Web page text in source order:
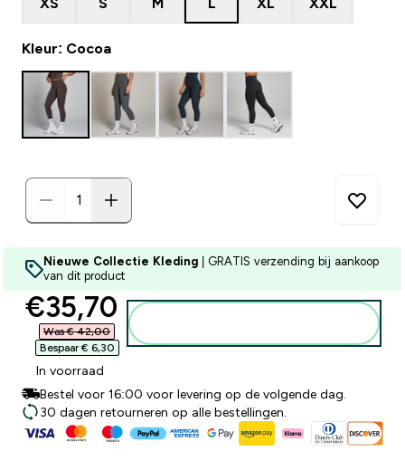
XS S M L XL XXL
Kleur: Cocoa
Nieuwe Collectie Kleding | GRATIS verzending bij aankoop
van dit product
discounted price
€35,70‎
Was € 42,00‎
Bespaar € 6,30‎
In voorraad
Bestel voor 16:00 voor levering op de volgende dag.
30 dagen retourneren op alle bestellingen.